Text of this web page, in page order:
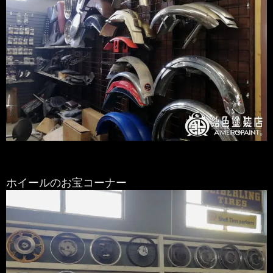
ホイールのお宝コーナー